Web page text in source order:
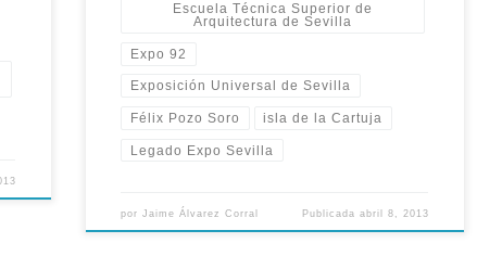
Escuela Técnica Superior de
Arquitectura de Sevilla
Expo 92
Exposición Universal de Sevilla
Félix Pozo Soro isla de la Cartuja
Legado Expo Sevilla
porJaime Álvarez Corral Publicada abril 8, 2013